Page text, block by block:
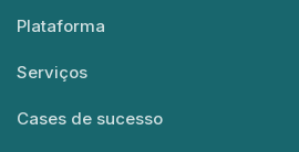
Plataforma
Serviços
Cases de sucesso